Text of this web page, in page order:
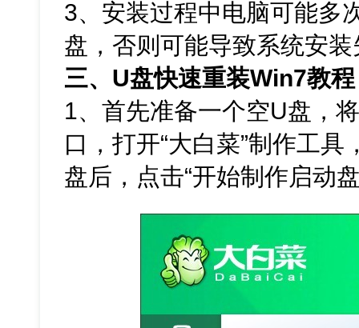
3、安装过程中电脑可能多
盘，否则可能导致系统安
三、U盘快速重装Win7教程
1、首先准备一个空U盘，
口，打开“大白菜”制作工
盘后，点击“开始制作启动